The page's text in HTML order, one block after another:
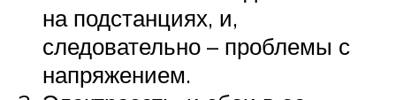
на подстанциях, и,
следовательно – проблемы с
напряжением.